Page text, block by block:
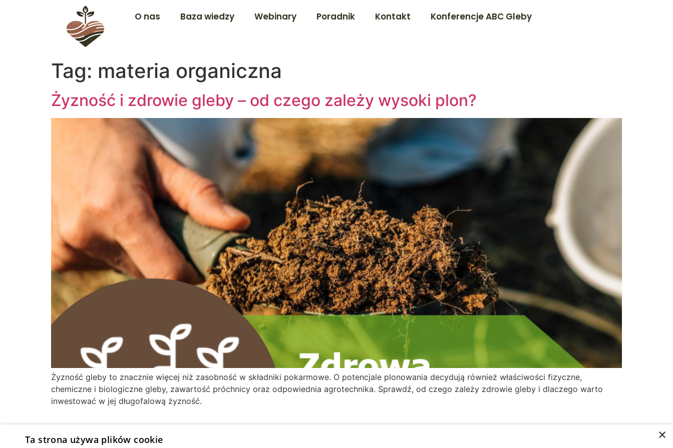
O nas Baza wiedzy Webinary Poradnik Kontakt Konferencje ABC Gleby
Tag: materia organiczna
Żyzność i zdrowie gleby – od czego zależy wysoki plon?
Żyzność gleby to znacznie więcej niż zasobność w składniki pokarmowe. O potencjale plonowania decydują również właściwości fizyczne,
chemiczne i biologiczne gleby, zawartość próchnicy oraz odpowiednia agrotechnika. Sprawdź, od czego zależy zdrowie gleby i dlaczego warto
inwestować w jej długofalową żyzność.
×
Ta strona używa plików cookie